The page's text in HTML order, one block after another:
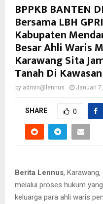
BPPKB BANTEN
Bersama LBH
Kabupaten
Besar Ahli Waris
Karawang Sita
Tanah Di
by admin@lennus Januari
SHARE 0
Berita Lennus,
melalui proses hukum
keluarga para ahli waris